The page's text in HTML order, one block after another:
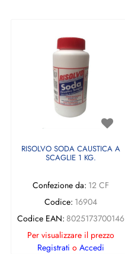
RISOLVO SODA CAUSTICA A
SCAGLIE 1 KG.
Confezione da: 12 CF
Codice: 16904
Codice EAN: 8025173700146
Per visualizzare il prezzo
Registrati o Accedi